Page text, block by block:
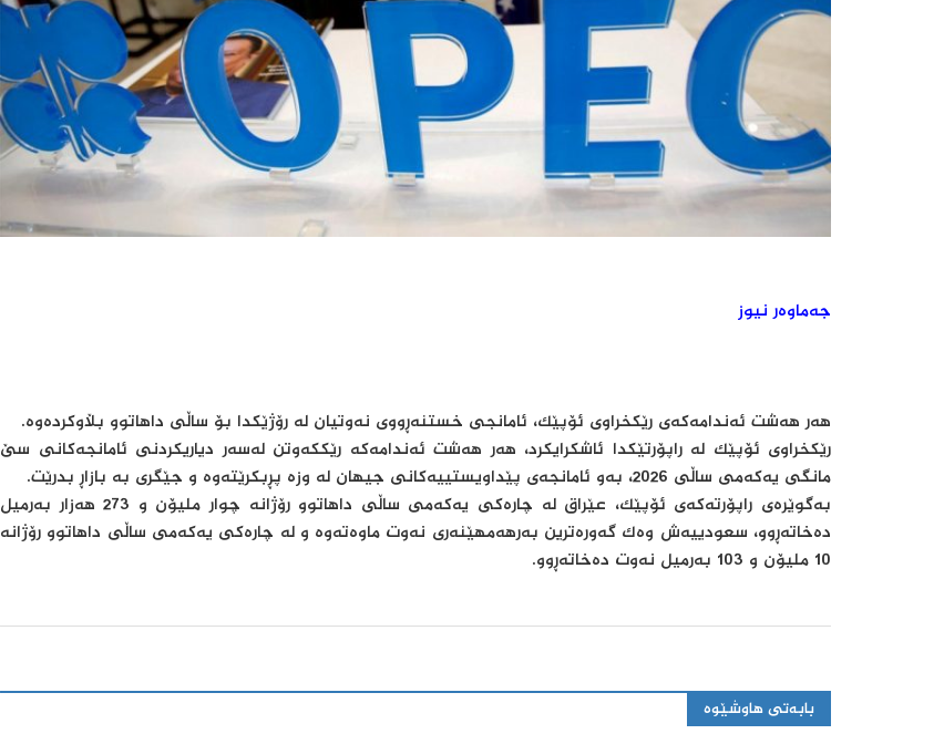
جەماوەر نیوز
هەر هەشت ئەندامەکەی رێکخراوی ئۆپێک، ئامانجی خستنەڕووی نەوتیان لە رۆژێکدا بۆ ساڵی داهاتوو بڵاوکردەوە.
رێکخراوی ئۆپێک لە راپۆرتێکدا ئاشکرایکرد، هەر هەشت ئەندامەکە رێککەوتن لەسەر دیاریکردنی ئامانجەکانی سێ
مانگی یەکەمی ساڵی 2026، بەو ئامانجەی پێداویستییەکانی جیهان لە وزە پڕبکرێتەوە و جێگری بە بازاڕ بدرێت.
بەگوێرەی راپۆرتەکەی ئۆپێک، عێراق لە چارەکی یەکەمی ساڵی داهاتوو رۆژانە چوار ملیۆن و 273 هەزار بەرمیل
دەخاتەڕوو، سعودییەش وەک گەورەترین بەرهەمهێنەری نەوت ماوەتەوە و لە چارەکی یەکەمی ساڵی داهاتوو رۆژانە
10 ملیۆن و 103 بەرمیل نەوت دەخاتەڕوو.
بابەتی هاوشێوە